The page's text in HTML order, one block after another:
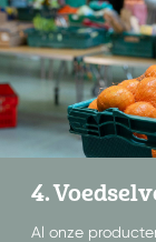
4.
Al onze